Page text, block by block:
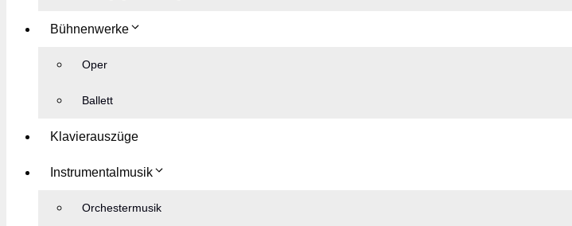
Bühnenwerke
Oper
Ballett
Klavierauszüge
Instrumentalmusik
Orchestermusik